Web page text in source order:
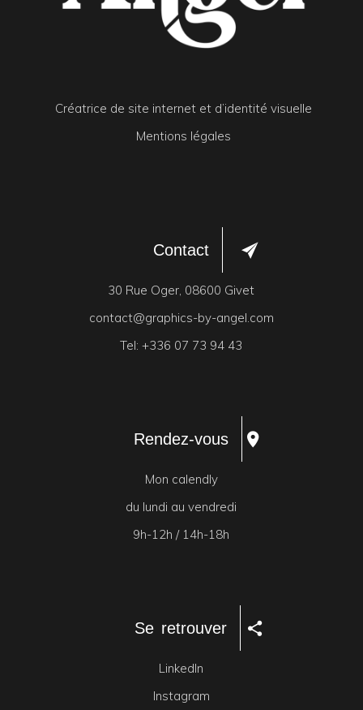
Créatrice de site internet et d’identité visuelle
Mentions légales
Contact
30 Rue Oger, 08600 Givet
contact@graphics-by-angel.com
Tel: +336 07 73 94 43
Rendez-vous
Mon calendly
du lundi au vendredi
9h-12h / 14h-18h
Se retrouver
LinkedIn
Instagram